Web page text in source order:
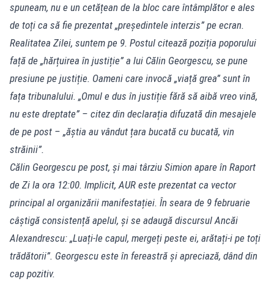
spuneam, nu e un cetățean de la bloc care întâmplător e ales
de toți ca să fie prezentat „președintele interzis” pe ecran.
Realitatea Zilei, suntem pe 9. Postul citează poziția poporului
față de „hărțuirea în justiție” a lui Călin Georgescu, se pune
presiune pe justiție. Oameni care invocă „viață grea” sunt în
fața tribunalului. „Omul e dus în justiție fără să aibă vreo vină,
nu este dreptate” – citez din declarația difuzată din mesajele
de pe post – „ăștia au vândut țara bucată cu bucată, vin
străinii”.
Călin Georgescu pe post, și mai târziu Simion apare în Raport
de Zi la ora 12:00. Implicit, AUR este prezentat ca vector
principal al organizării manifestației. În seara de 9 februarie
câștigă consistență apelul, și se adaugă discursul Ancăi
Alexandrescu: „Luați-le capul, mergeți peste ei, arătați-i pe toți
trădătorii”. Georgescu este în fereastră și apreciază, dând din
cap pozitiv.